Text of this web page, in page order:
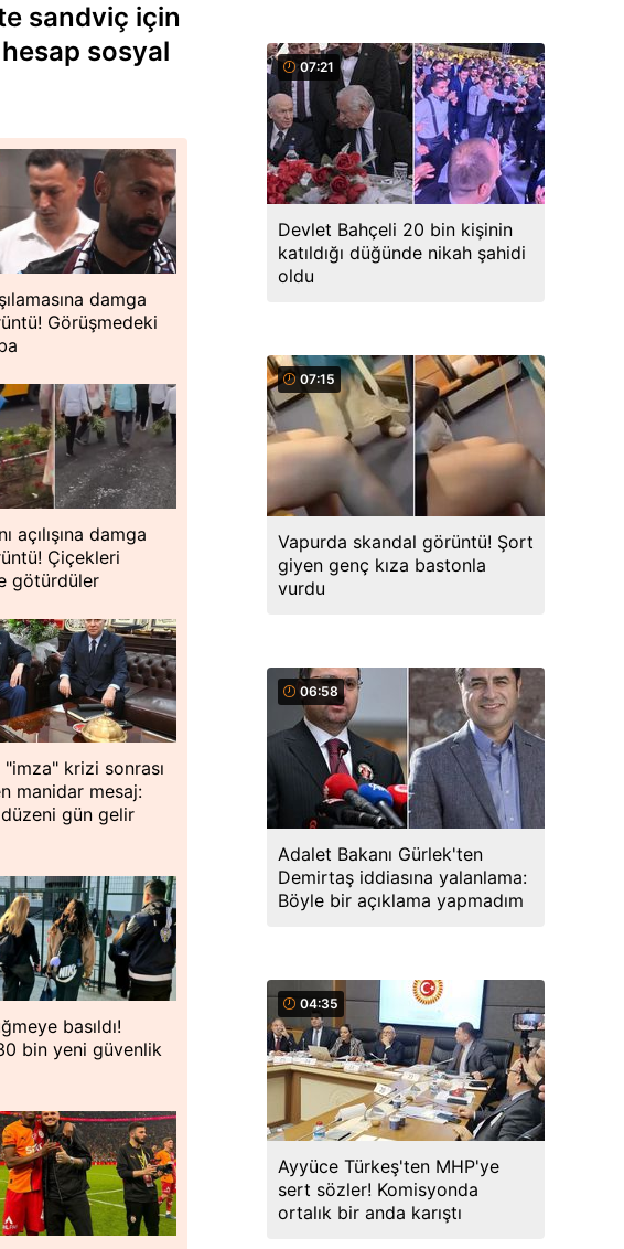
sandviç için
sosyal
damga
Görüşmedeki
açılışına damga
Çiçekleri
götürdüler
krizi sonrası
manidar mesaj:
düzeni gün gelir
basıldı!
bin yeni güvenlik
07:21
Devlet Bahçeli 20 bin kişinin
katıldığı düğünde nikah şahidi
oldu
07:15
Vapurda skandal görüntü! Şort
giyen genç kıza bastonla
vurdu
06:58
Adalet Bakanı Gürlek'ten
Demirtaş iddiasına yalanlama:
Böyle bir açıklama yapmadım
04:35
Ayyüce Türkeş'ten MHP'ye
sert sözler! Komisyonda
ortalık bir anda karıştı